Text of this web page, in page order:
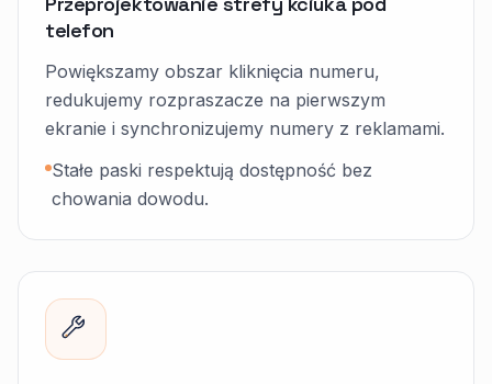
telefon
Powiększamy obszar kliknięcia numeru,
redukujemy rozpraszacze na pierwszym
ekranie i synchronizujemy numery z reklamami.
Stałe paski respektują dostępność bez
chowania dowodu.